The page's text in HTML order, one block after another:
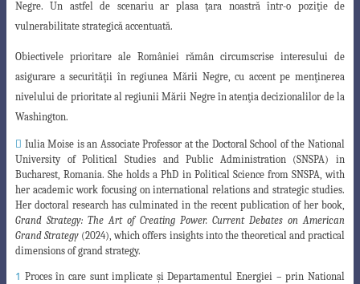
Negre. Un astfel de scenariu ar plasa ţara noastră într-o poziţie de
vulnerabilitate strategică accentuată.
Obiectivele prioritare ale României rămân circumscrise interesului de
asigurarea securităţii în regiunea Mării Negre, cu accent pe menţinerea
nivelului de prioritate al regiunii Mării Negre în atenţia decizionalilor de la
Washington.
 Iulia Moise isan Associate Professor at the Doctoral School of the National
University of Political Studies and Public Administration (SNSPA) in
Bucharest, Romania. She holds a PhD in Political Sciencefrom SNSPA, with
her academic work focusing on international relations and strategic studies.
Her doctoral research has culminated in the recent publication of her book,
Grand Strategy: The Art of Creating Power. Current Debates on American
Grand Strategy (2024), which offers insights into the theoretical and practical
dimensions of grand strategy.
1 Proces în care sunt implicate şi Departamentul Energiei – prinNational